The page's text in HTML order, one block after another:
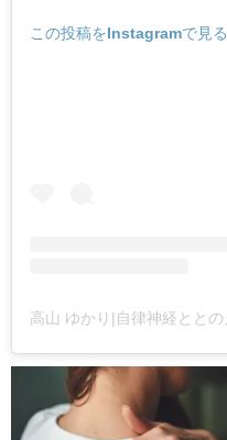
この投稿をInstagramで見る